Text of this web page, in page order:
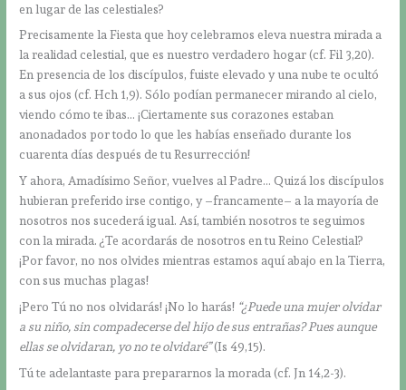
en lugar de las celestiales?
Precisamente la Fiesta que hoy celebramos eleva nuestra mirada a
la realidad celestial, que es nuestro verdadero hogar (cf. Fil 3,20).
En presencia de los discípulos, fuiste elevado y una nube te ocultó
a sus ojos (cf. Hch 1,9). Sólo podían permanecer mirando al cielo,
viendo cómo te ibas… ¡Ciertamente sus corazones estaban
anonadados por todo lo que les habías enseñado durante los
cuarenta días después de tu Resurrección!
Y ahora, Amadísimo Señor, vuelves al Padre… Quizá los discípulos
hubieran preferido irse contigo, y –francamente– a la mayoría de
nosotros nos sucederá igual. Así, también nosotros te seguimos
con la mirada. ¿Te acordarás de nosotros en tu Reino Celestial?
¡Por favor, no nos olvides mientras estamos aquí abajo en la Tierra,
con sus muchas plagas!
¡Pero Tú no nos olvidarás! ¡No lo harás! “¿Puede una mujer olvidar
a su niño, sin compadecerse del hijo de sus entrañas? Pues aunque
ellas se olvidaran, yo no te olvidaré”(Is 49,15).
Tú te adelantaste para prepararnos la morada (cf. Jn 14,2-3).